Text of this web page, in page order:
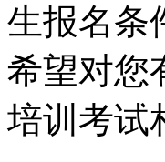
生报名条
希望对您
培训考试